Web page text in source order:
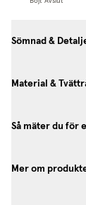
Sömnad &
Material &
Så mäter du för
Mer om